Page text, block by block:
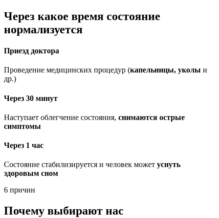
Через какое время состояние
нормализуется
Приезд доктора
Проведение медицинских процедур (капельницы, уколы и
др.)
Через 30 минут
Наступает облегчение состояния, снимаются острые
симптомы
Через 1 час
Состояние стабилизируется и человек может уснуть
здоровым сном
6 причин
Почему выбирают нас